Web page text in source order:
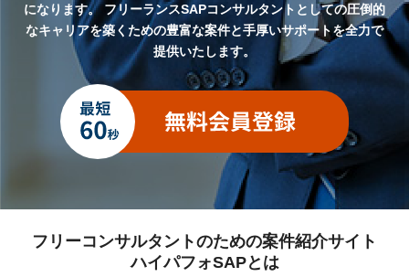
になります。フリーランスSAPコンサルタントとしての圧倒的
なキャリアを築くための豊富な案件と手厚いサポートを全力で
提供いたします。
フリーコンサルタントのための案件紹介サイト
ハイパフォSAPとは